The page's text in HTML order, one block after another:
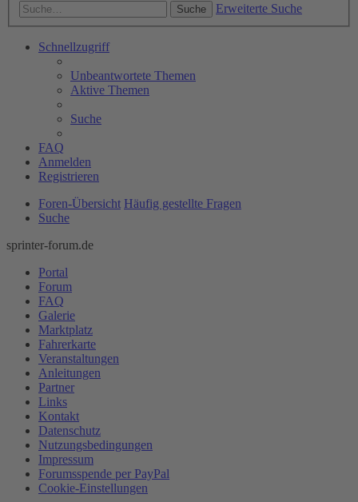
Suche Erweiterte Suche
Schnellzugriff
Unbeantwortete Themen
Aktive Themen
Suche
FAQ
Anmelden
Registrieren
Foren-Übersicht Häufig gestellte Fragen
Suche
sprinter-forum.de
Portal
Forum
FAQ
Galerie
Marktplatz
Fahrerkarte
Veranstaltungen
Anleitungen
Partner
Links
Kontakt
Datenschutz
Nutzungsbedingungen
Impressum
Forumsspende per PayPal
Cookie-Einstellungen